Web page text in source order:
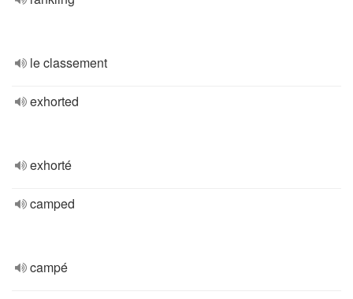
le classement
exhorted
exhorté
camped
campé